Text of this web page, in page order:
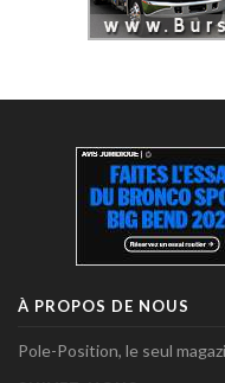
À PROPOS DE NOUS
Pole-Position, le seul